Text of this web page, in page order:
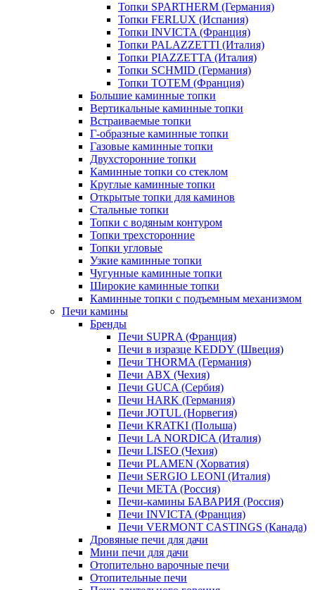
Топки SPARTHERM (Германия)
Топки FERLUX (Испания)
Топки INVICTA (Франция)
Топки PALAZZETTI (Италия)
Топки PIAZZETTA (Италия)
Топки SCHMID (Германия)
Топки TOTEM (Франция)
Большие каминные топки
Вертикальные каминные топки
Встраиваемые топки
Г-образные каминные топки
Газовые каминные топки
Двухсторонние топки
Каминные топки со стеклом
Круглые каминные топки
Открытые топки для каминов
Стальные топки
Топки с водяным контуром
Топки трехсторонние
Топки угловые
Узкие каминные топки
Чугунные каминные топки
Широкие каминные топки
Каминные топки с подъемным механизмом
Печи камины
Бренды
Печи SUPRA (Франция)
Печи в изразце KEDDY (Швеция)
Печи THORMA (Германия)
Печи ABX (Чехия)
Печи GUCA (Сербия)
Печи HARK (Германия)
Печи JOTUL (Норвегия)
Печи KRATKI (Польша)
Печи LA NORDICA (Италия)
Печи LISEO (Чехия)
Печи PLAMEN (Хорватия)
Печи SERGIO LEONI (Италия)
Печи META (Россия)
Печи-камины БАВАРИЯ (Россия)
Печи INVICTA (Франция)
Печи VERMONT CASTINGS (Канада)
Дровяные печи для дачи
Мини печи для дачи
Отопительно варочные печи
Отопительные печи